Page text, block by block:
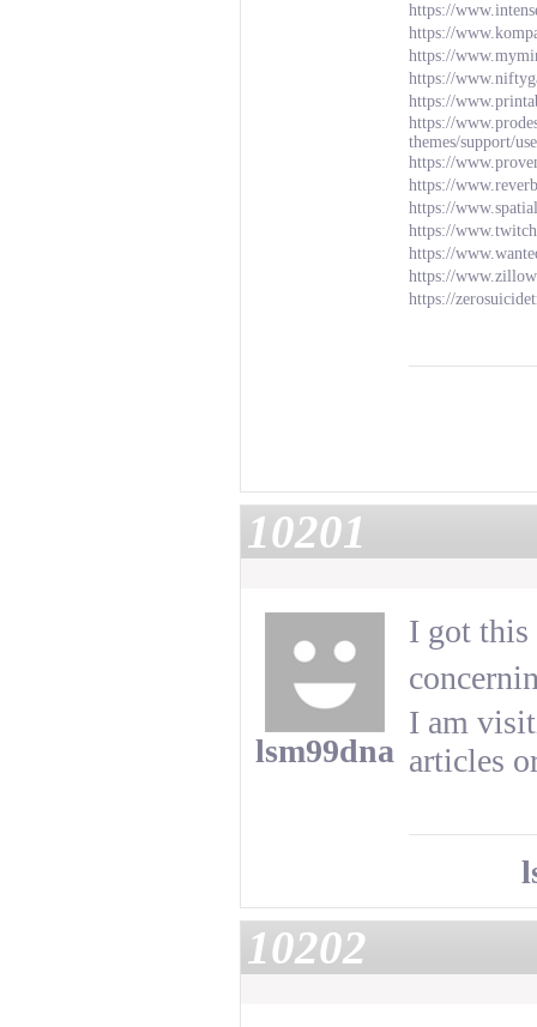
https://
https://
https://
https://
https://
https://
themes/support/
https://
https://
https://
https://
https://
https://
https://
10201
lsm99dna
I got this
I am
articles
10202